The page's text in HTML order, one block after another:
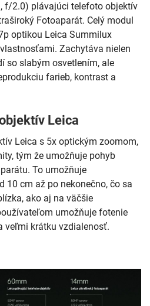
f/2.0) plávajúci telefoto objektív
Fotoaparát. Celý modul
optikou Leica Summilux
Zachytáva nielen
so slabým osvetlením, ale
farieb, kontrast a
Leica
Leica s 5x optickým zoomom,
tým že umožňuje pohyb
To umožňuje
10 cm až po nekonečno, čo sa
ako aj na väčšie
umožňuje fotenie
veľmi krátku vzdialenosť.